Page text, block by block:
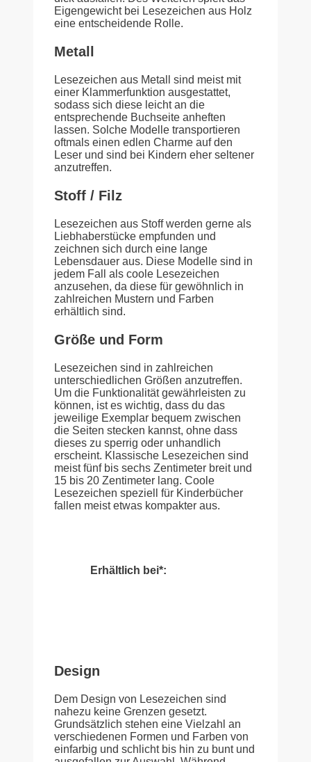
Eigengewicht bei Lesezeichen aus Holz
eine entscheidende Rolle.
Metall
Lesezeichen aus Metall sind meist mit
einer Klammerfunktion ausgestattet,
sodass sich diese leicht an die
entsprechende Buchseite anheften
lassen. Solche Modelle transportieren
oftmals einen edlen Charme auf den
Leser und sind bei Kindern eher seltener
anzutreffen.
Stoff / Filz
Lesezeichen aus Stoff werden gerne als
Liebhaberstücke empfunden und
zeichnen sich durch eine lange
Lebensdauer aus. Diese Modelle sind in
jedem Fall als coole Lesezeichen
anzusehen, da diese für gewöhnlich in
zahlreichen Mustern und Farben
erhältlich sind.
Größe und Form
Lesezeichen sind in zahlreichen
unterschiedlichen Größen anzutreffen.
Um die Funktionalität gewährleisten zu
können, ist es wichtig, dass du das
jeweilige Exemplar bequem zwischen
die Seiten stecken kannst, ohne dass
dieses zu sperrig oder unhandlich
erscheint. Klassische Lesezeichen sind
meist fünf bis sechs Zentimeter breit und
15 bis 20 Zentimeter lang. Coole
Lesezeichen speziell für Kinderbücher
fallen meist etwas kompakter aus.
Erhältlich bei*:
Design
Dem Design von Lesezeichen sind
nahezu keine Grenzen gesetzt.
Grundsätzlich stehen eine Vielzahl an
verschiedenen Formen und Farben von
einfarbig und schlicht bis hin zu bunt und